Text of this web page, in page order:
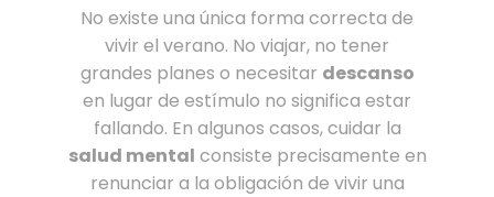
No existe una única forma correcta de
vivir el verano. No viajar, no tener
grandes planes o necesitar descanso
en lugar de estímulo no significa estar
fallando. En algunos casos, cuidar la
salud mental consiste precisamente en
renunciar a la obligación de vivir una